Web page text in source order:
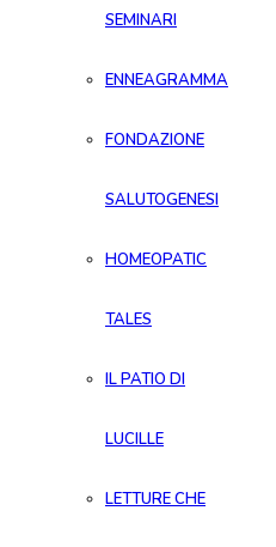
SEMINARI
ENNEAGRAMMA
FONDAZIONE
SALUTOGENESI
HOMEOPATIC
TALES
IL PATIO DI
LUCILLE
LETTURE CHE